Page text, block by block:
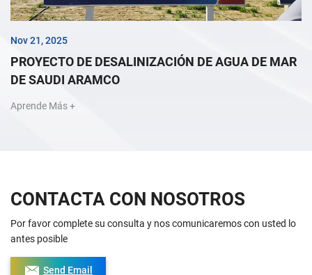
Nov 21, 2025
PROYECTO DE DESALINIZACIÓN DE AGUA DE MAR
DE SAUDI ARAMCO
Aprende Más +
CONTACTA CON NOSOTROS
Por favor complete su consulta y nos comunicaremos con usted lo
antes posible
Send Email